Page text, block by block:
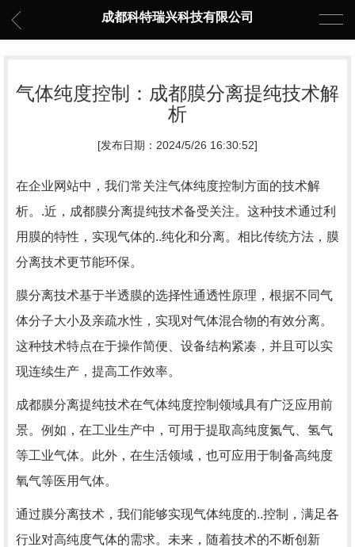
成都科特瑞兴科技有限公司
气体纯度控制：成都膜分离提纯技术解
析
[发布日期：2024/5/26 16:30:52]
在企业网站中，我们常关注气体纯度控制方面的技术解
析。.近，成都膜分离提纯技术备受关注。这种技术通过利
用膜的特性，实现气体的..纯化和分离。相比传统方法，膜
分离技术更节能环保。
膜分离技术基于半透膜的选择性通透性原理，根据不同气
体分子大小及亲疏水性，实现对气体混合物的有效分离。
这种技术特点在于操作简便、设备结构紧凑，并且可以实
现连续生产，提高工作效率。
成都膜分离提纯技术在气体纯度控制领域具有广泛应用前
景。例如，在工业生产中，可用于提取高纯度氮气、氢气
等工业气体。此外，在生活领域，也可应用于制备高纯度
氧气等医用气体。
通过膜分离技术，我们能够实现气体纯度的..控制，满足各
行业对高纯度气体的需求。未来，随着技术的不断创新